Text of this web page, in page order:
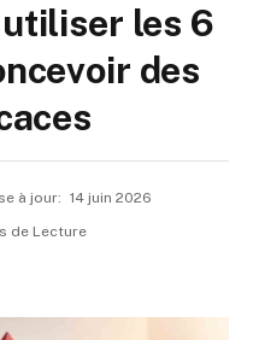
les 6
des
à jour: 14 juin 2026
de Lecture